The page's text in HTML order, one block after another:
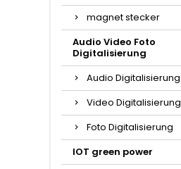
magnet stecker
Audio Video Foto
Digitalisierung
Audio Digitalisierung
Video Digitalisierung
Foto Digitalisierung
IOT green power